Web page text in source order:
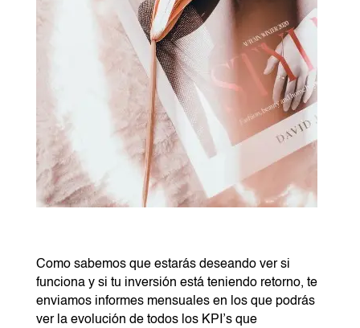
Como sabemos que estarás deseando ver si
funciona y si tu inversión está teniendo retorno, te
enviamos informes mensuales en los que podrás
ver la evolución de todos los KPI’s que